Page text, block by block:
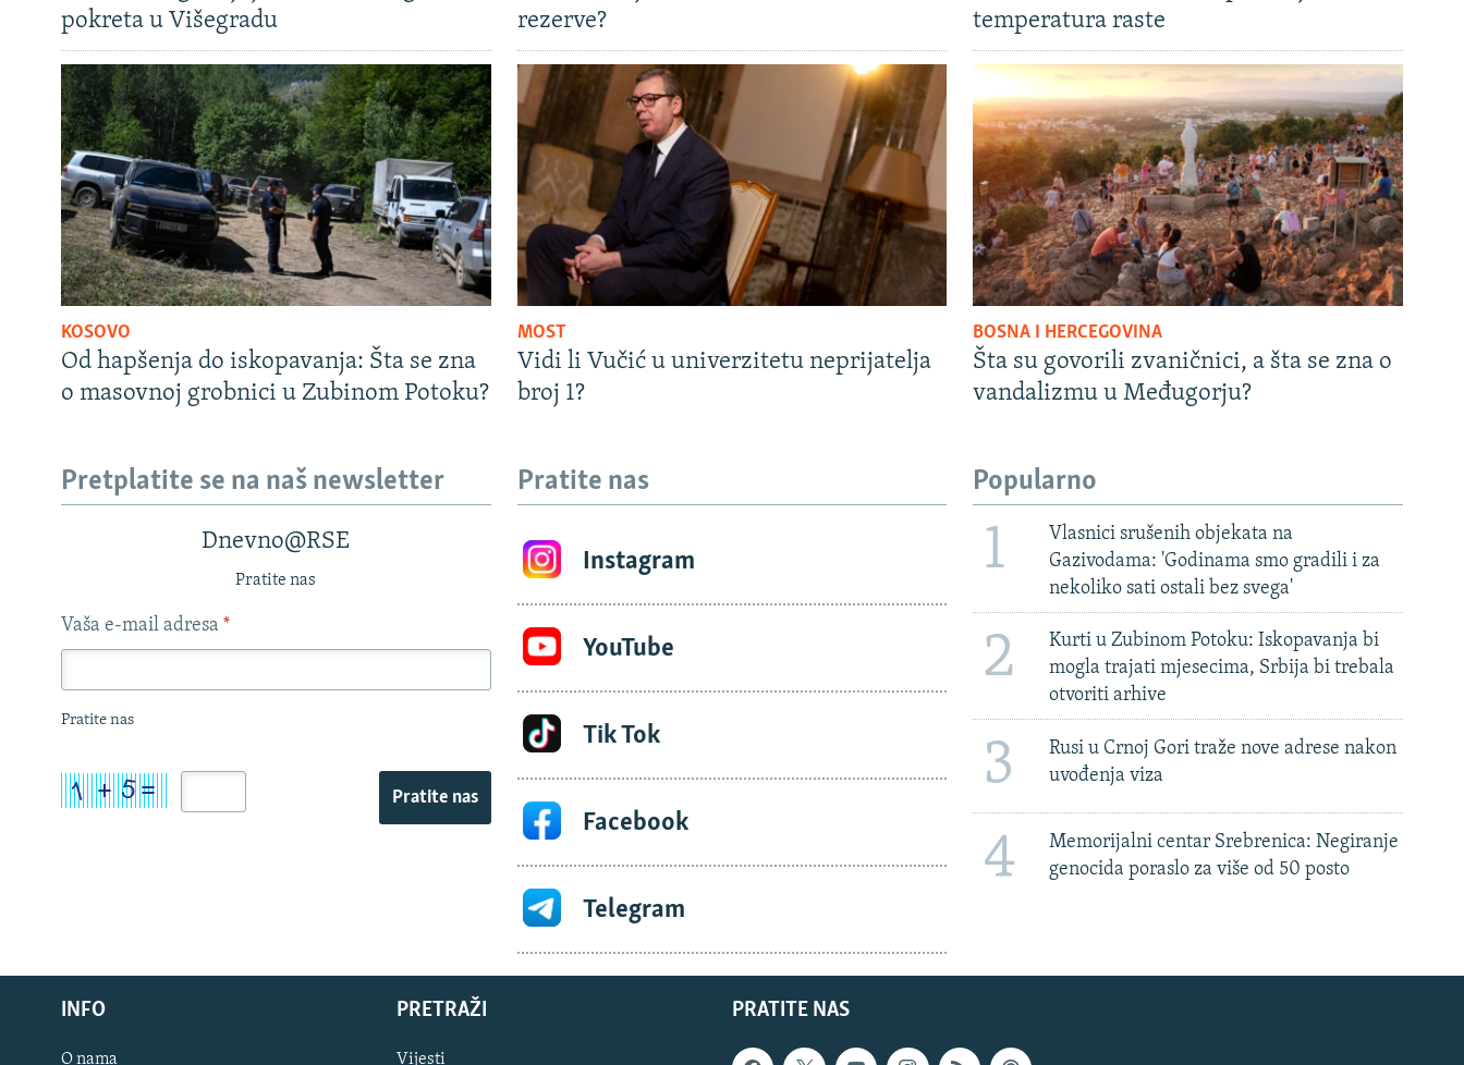
pokreta u Višegradu
rezerve?
temperatura raste
KOSOVO
Od hapšenja do iskopavanja: Šta se zna
o masovnoj grobnici u Zubinom Potoku?
MOST
Vidi li Vučić u univerzitetu neprijatelja
broj 1?
BOSNA I HERCEGOVINA
Šta su govorili zvaničnici, a šta se zna o
vandalizmu u Međugorju?
Pretplatite se na naš newsletter
Dnevno@RSE
Pratite nas
Vaša e-mail adresa *
Pratite nas
Pratite nas
Pratite nas
Instagram
YouTube
Tik Tok
Facebook
Telegram
Popularno
1
Vlasnici srušenih objekata na
Gazivodama: 'Godinama smo gradili i za
nekoliko sati ostali bez svega'
2
Kurti u Zubinom Potoku: Iskopavanja bi
mogla trajati mjesecima, Srbija bi trebala
otvoriti arhive
3
Rusi u Crnoj Gori traže nove adrese nakon
uvođenja viza
4
Memorijalni centar Srebrenica: Negiranje
genocida poraslo za više od 50 posto
PRATITE NAS
INFO
O nama
PRETRAŽI
Vijesti